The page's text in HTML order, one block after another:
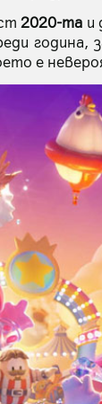
2020-та и
е